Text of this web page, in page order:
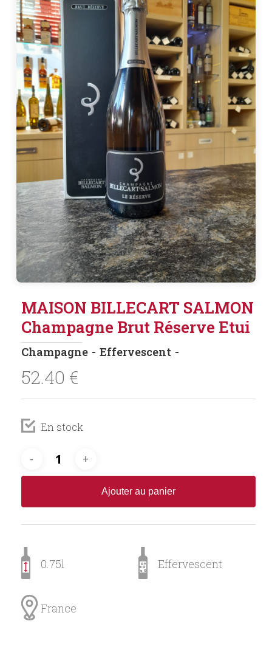
MAISON BILLECART SALMON
Champagne Brut Réserve Etui
Champagne Effervescent
52.40 €
En stock
Ajouter au panier
0.75l Effervescent
France